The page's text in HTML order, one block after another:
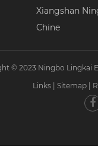
Xiangshan
Chine
© 2023 Ningbo Lingkai
Links
Sitemap